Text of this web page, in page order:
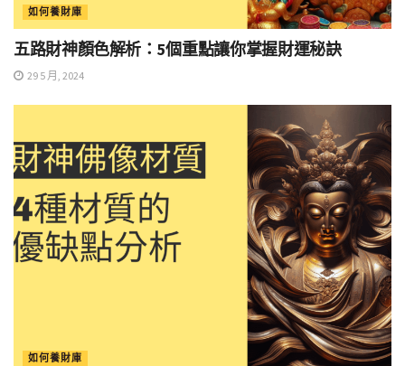
如何養財庫
五路財神顏色解析：5個重點讓你掌握財運秘訣
29 5 月, 2024
如何養財庫